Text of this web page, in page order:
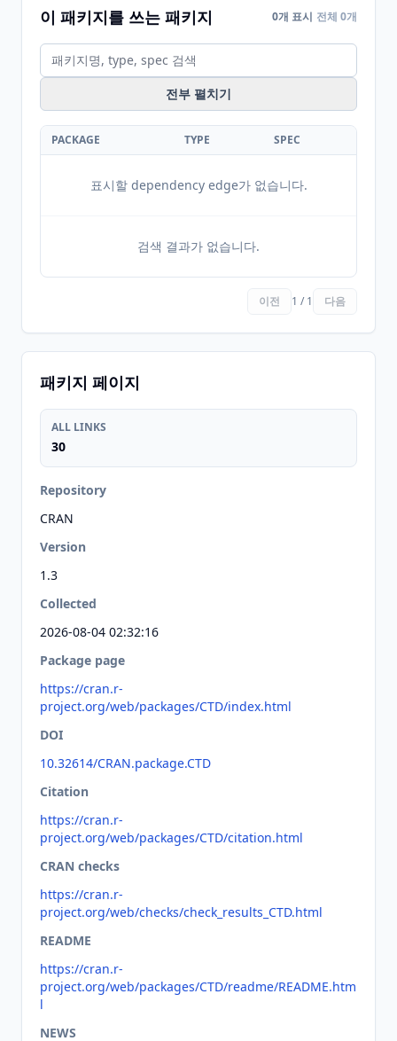
이 패키지를 쓰는 패키지 0개 표시 전체 0개
전부 펼치기
PACKAGE TYPE SPEC
표시할 dependency edge가 없습니다.
검색 결과가 없습니다.
이전 1 / 1 다음
패키지 페이지
ALL LINKS
30
Repository
CRAN
Version
1.3
Collected
2026-08-04 02:32:16
Package page
https://cran.r-
project.org/web/packages/CTD/index.html
DOI
10.32614/CRAN.package.CTD
Citation
https://cran.r-
project.org/web/packages/CTD/citation.html
CRAN checks
https://cran.r-
project.org/web/checks/check_results_CTD.html
README
https://cran.r-
project.org/web/packages/CTD/readme/README.htm
l
NEWS